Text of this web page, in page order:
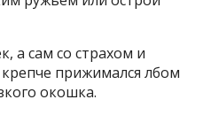
а сам со страхом и
прижимался лбом
окошка.